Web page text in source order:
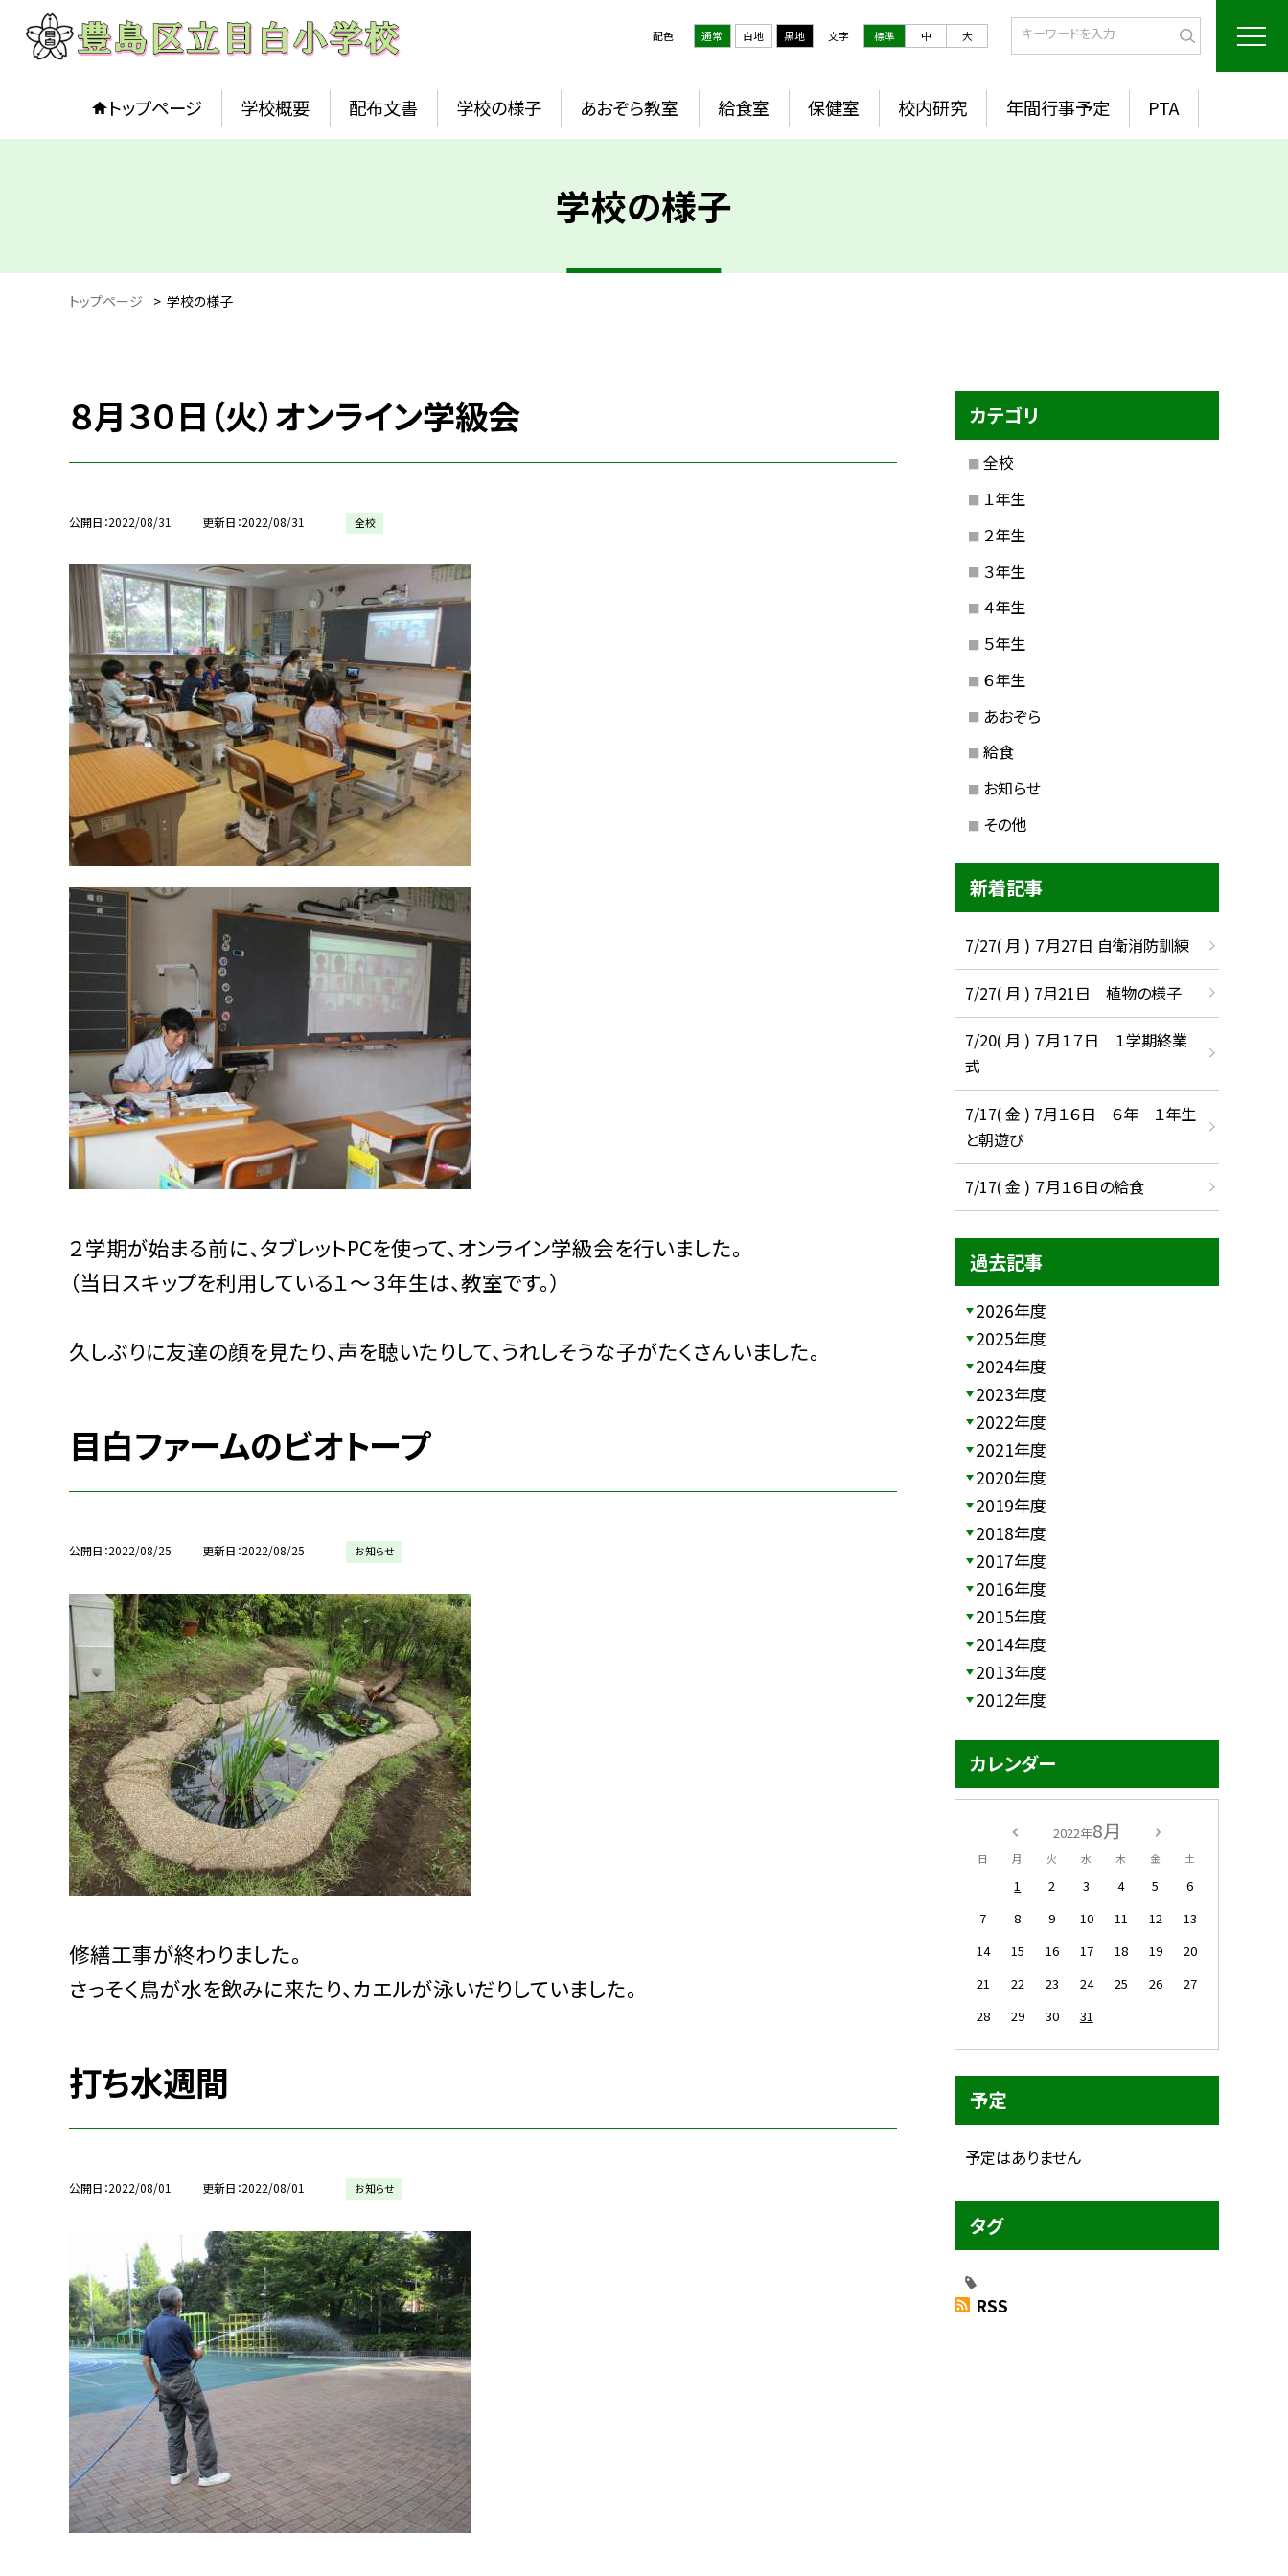
配色 通常 白地 黒地 文字 標準 中 大
トップページ 学校概要 配布文書 学校の様子 あおぞら教室 給食室 保健室 校内研究 年間行事予定 PTA
学校の様子
トップページ > 学校の様子
８月３０日（火）オンライン学級会
公開日 2022/08/31 更新日 2022/08/31 全校
２学期が始まる前に、タブレットPCを使って、オンライン学級会を行いました。
（当日スキップを利用している１〜３年生は、教室です。）
久しぶりに友達の顔を見たり、声を聴いたりして、うれしそうな子がたくさんいました。
目白ファームのビオトープ
公開日 2022/08/25 更新日 2022/08/25 お知らせ
修繕工事が終わりました。
さっそく鳥が水を飲みに来たり、カエルが泳いだりしていました。
打ち水週間
公開日 2022/08/01 更新日 2022/08/01 お知らせ
カテゴリ
全校
１年生
２年生
３年生
４年生
５年生
６年生
あおぞら
給食
お知らせ
その他
新着記事
7/27( 月 ) ７月27日 自衛消防訓練
7/27( 月 ) 7月21日 植物の様子
7/20( 月 ) ７月１７日 １学期終業
式
7/17( 金 ) 7月１６日 ６年 １年生
と朝遊び
7/17( 金 ) ７月１６日の給食
過去記事
2026年度
2025年度
2024年度
2023年度
2022年度
2021年度
2020年度
2019年度
2018年度
2017年度
2016年度
2015年度
2014年度
2013年度
2012年度
カレンダー
2022年8月
日 月 火 水 木 金 土
1 2 3 4 5
6
7
8 9 10 11 12
13
14
15 16 17 18 19
20
21
22 23 24 25 26
27
28
29 30 31
予定
予定はありません
タグ
RSS